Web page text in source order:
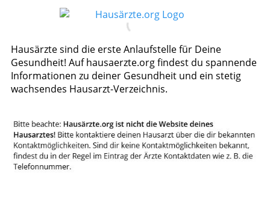
Hausärzte sind die erste Anlaufstelle für Deine
Gesundheit! Auf hausaerzte.org findest du spannende
Informationen zu deiner Gesundheit und ein stetig
wachsendes Hausarzt-Verzeichnis.